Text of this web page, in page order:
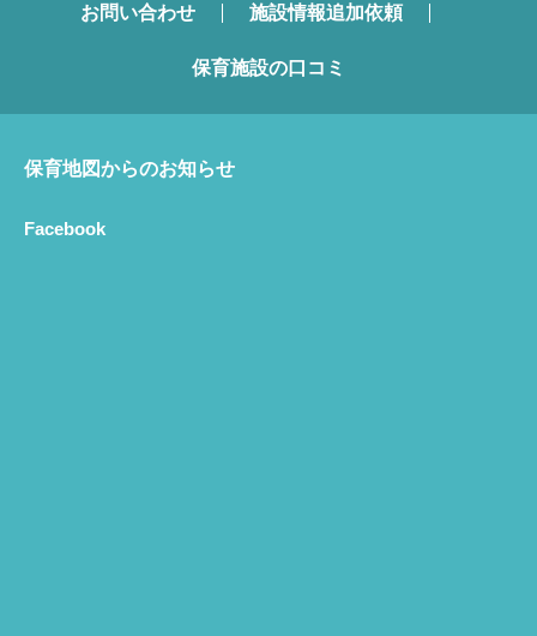
お問い合わせ 施設情報追加依頼
保育施設の口コミ
保育地図からのお知らせ
Facebook